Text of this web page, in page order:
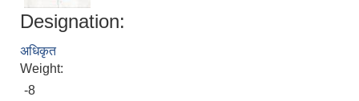
Designation:
अधिकृत
Weight:
-8